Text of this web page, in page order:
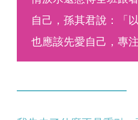
自己，孫其君說：「
也應該先愛自己，專